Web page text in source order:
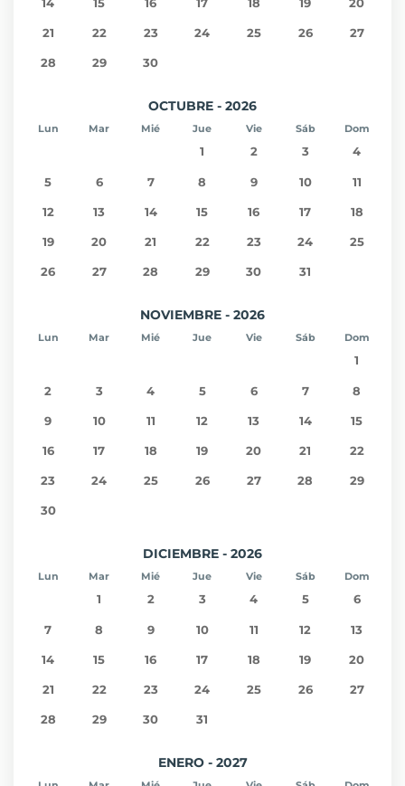
21 22 23 24 25 26 27
28 29 30
OCTUBRE - 2026
Lun Mar Mié Jue Vie Sáb Dom
1 2 3 4
5 6 7 8 9 10 11
12 13 14 15 16 17 18
19 20 21 22 23 24 25
26 27 28 29 30 31
NOVIEMBRE - 2026
Lun Mar Mié Jue Vie Sáb Dom
1
2 3 4 5 6 7 8
9 10 11 12 13 14 15
16 17 18 19 20 21 22
23 24 25 26 27 28 29
30
DICIEMBRE - 2026
Lun Mar Mié Jue Vie Sáb Dom
1 2 3 4 5 6
7 8 9 10 11 12 13
14 15 16 17 18 19 20
21 22 23 24 25 26 27
28 29 30 31
ENERO - 2027